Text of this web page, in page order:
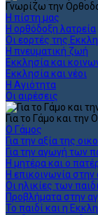
Γνωρίζω την
Η πίστη μας
Η ορθόδοξη λατρεία
Οι εορτές της
Η πνευματική ζωή
Εκκλησία και
Εκκλησία και νέοι
Η Αγιότητα
Οι αιρέσεις
Για το Γάμο και την
Ο Γάμος
Για την αξία της
Για την αγωγή των
Η μητέρα και ο
Η επικοινωνία στην
Οι ηλικίες των
Προβλήματα στην
Το παιδί και η